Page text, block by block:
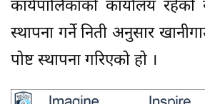
कार्यपालिकाको कार्यालय रहेको
स्थापना गर्ने निती अनुसार
पोष्ट स्थापना गरिएको हो ।